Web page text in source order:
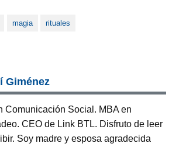
magia rituales
Giménez
Comunicación Social. MBA en
CEO de Link BTL. Disfruto de leer
Soy madre y esposa agradecida